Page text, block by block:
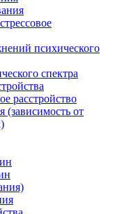
психического
спектра
расстройство
(зависимость от